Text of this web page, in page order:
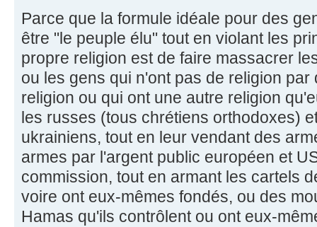
Parce que la formule idéale pour des
être "le peuple élu" tout en violant les
propre religion est de faire massacrer
ou les gens qui n'ont pas de religion
religion ou qui ont une autre religion
les russes (tous chrétiens orthodoxes)
ukrainiens, tout en leur vendant des
armes par l'argent public européen et
commission, tout en armant les cartels
voire ont eux-mêmes fondés, ou des
Hamas qu'ils contrôlent ou ont eux-